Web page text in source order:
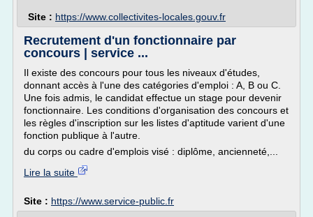
Site : https://www.collectivites-locales.gouv.fr
Recrutement d'un fonctionnaire par
concours | service ...
Il existe des concours pour tous les niveaux d'études,
donnant accès à l'une des catégories d'emploi : A, B ou C.
Une fois admis, le candidat effectue un stage pour devenir
fonctionnaire. Les conditions d'organisation des concours et
les règles d'inscription sur les listes d'aptitude varient d'une
fonction publique à l'autre.
du corps ou cadre d'emplois visé : diplôme, ancienneté,...
Lire la suite
Site : https://www.service-public.fr